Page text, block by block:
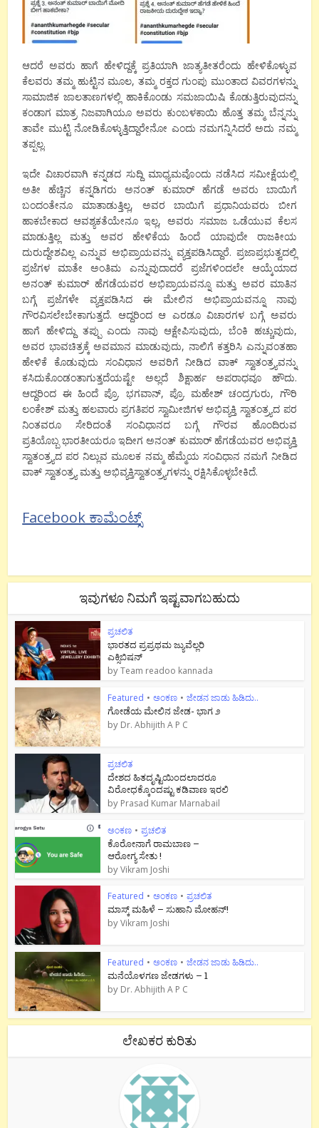
ಆದರೆ ಅವರು ಹಾಗೆ ಹೇಳಿದ್ದಕ್ಕೆ ಪ್ರತಿಯಾಗಿ ಜಾತ್ಯತೀತರೆಂದು ಹೇಳಿಕೊಳ್ಳುವ
ಕೆಲವರು ತಮ್ಮ ಹುಟ್ಟಿನ ಮೂಲ, ತಮ್ಮ ರಕ್ತದ ಗುಂಪು ಮುಂತಾದ ವಿವರಗಳನ್ನು
ಸಾಮಾಜಿಕ ಜಾಲತಾಣಗಳಲ್ಲಿ ಹಾಕಿಕೊಂಡು ಸಮಜಾಯಿಷಿ ಕೊಡುತ್ತಿರುವುದನ್ನು
ಕಂಡಾಗ ಮಾತ್ರ ನಿಜವಾಗಿಯೂ ಅವರು ಕುಂಬಳಕಾಯಿ ಹೊತ್ತ ತಮ್ಮ ಬೆನ್ನನ್ನು
ತಾವೇ ಮುಟ್ಟಿ ನೋಡಿಕೊಳ್ಳುತ್ತಿದ್ದಾರೇನೋ ಎಂದು ನಮಗನ್ನಿಸಿದರೆ ಅದು ನಮ್ಮ
ತಪ್ಪಲ್ಲ.
ಇದೇ ವಿಚಾರವಾಗಿ ಕನ್ನಡದ ಸುದ್ದಿ ಮಾಧ್ಯಮವೊಂದು ನಡೆಸಿದ ಸಮೀಕ್ಷೆಯಲ್ಲಿ
ಅತೀ ಹೆಚ್ಚಿನ ಕನ್ನಡಿಗರು ಅನಂತ್ ಕುಮಾರ್ ಹೆಗಡೆ ಅವರು ಬಾಯಿಗೆ
ಬಂದಂತೇನೂ ಮಾತಾಡುತ್ತಿಲ್ಲ, ಅವರ ಬಾಯಿಗೆ ಪ್ರಧಾನಿಯವರು ಬೀಗ
ಹಾಕಬೇಕಾದ ಆವಶ್ಯಕತೆಯೇನೂ ಇಲ್ಲ, ಅವರು ಸಮಾಜ ಒಡೆಯುವ ಕೆಲಸ
ಮಾಡುತ್ತಿಲ್ಲ ಮತ್ತು ಅವರ ಹೇಳಿಕೆಯ ಹಿಂದೆ ಯಾವುದೇ ರಾಜಕೀಯ
ದುರುದ್ದೇಶವಿಲ್ಲ ಎನ್ನುವ ಅಭಿಪ್ರಾಯವನ್ನು ವ್ಯಕ್ತಪಡಿಸಿದ್ದಾರೆ. ಪ್ರಜಾಪ್ರಭುತ್ವದಲ್ಲಿ
ಪ್ರಜೆಗಳ ಮಾತೇ ಅಂತಿಮ ಎನ್ನುವುದಾದರೆ ಪ್ರಜೆಗಳಿಂದಲೇ ಆಯ್ಕೆಯಾದ
ಅನಂತ್ ಕುಮಾರ್ ಹೆಗಡೆಯವರ ಅಭಿಪ್ರಾಯವನ್ನೂ ಮತ್ತು ಅವರ ಮಾತಿನ
ಬಗ್ಗೆ ಪ್ರಜೆಗಳೇ ವ್ಯಕ್ತಪಡಿಸಿದ ಈ ಮೇಲಿನ ಅಭಿಪ್ರಾಯವನ್ನೂ ನಾವು
ಗೌರವಿಸಲೇಬೇಕಾಗುತ್ತದೆ. ಆದ್ದರಿಂದ ಆ ಎರಡೂ ವಿಚಾರಗಳ ಬಗ್ಗೆ ಅವರು
ಹಾಗೆ ಹೇಳಿದ್ದು ತಪ್ಪು ಎಂದು ನಾವು ಆಕ್ಷೇಪಿಸುವುದು, ಬೆಂಕಿ ಹಚ್ಚುವುದು,
ಅವರ ಭಾವಚಿತ್ರಕ್ಕೆ ಅವಮಾನ ಮಾಡುವುದು, ನಾಲಿಗೆ ಕತ್ತರಿಸಿ ಎನ್ನುವಂತಹಾ
ಹೇಳಿಕೆ ಕೊಡುವುದು ಸಂವಿಧಾನ ಅವರಿಗೆ ನೀಡಿದ ವಾಕ್ ಸ್ವಾತಂತ್ರ್ಯವನ್ನು
ಕಸಿದುಕೊಂಡಂತಾಗುತ್ತದೆಯಷ್ಟೇ ಅಲ್ಲದೆ ಶಿಕ್ಷಾರ್ಹ ಅಪರಾಧವೂ ಹೌದು.
ಆದ್ದರಿಂದ ಈ ಹಿಂದೆ ಪ್ರೊ. ಭಗವಾನ್, ಪ್ರೊ. ಮಹೇಶ್ ಚಂದ್ರಗುರು, ಗೌರಿ
ಲಂಕೇಶ್ ಮತ್ತು ಹಲವಾರು ಪ್ರಗತಿಪರ ಸ್ವಾಮೀಜಿಗಳ ಅಭಿವ್ಯಕ್ತಿ ಸ್ವಾತಂತ್ರ್ಯದ ಪರ
ನಿಂತವರೂ ಸೇರಿದಂತೆ ಸಂವಿಧಾನದ ಬಗ್ಗೆ ಗೌರವ ಹೊಂದಿರುವ
ಪ್ರತಿಯೊಬ್ಬ ಭಾರತೀಯರೂ ಇದೀಗ ಅನಂತ್ ಕುಮಾರ್ ಹೆಗಡೆಯವರ ಅಭಿವ್ಯಕ್ತಿ
ಸ್ವಾತಂತ್ರ್ಯದ ಪರ ನಿಲ್ಲುವ ಮೂಲಕ ನಮ್ಮ ಹೆಮ್ಮೆಯ ಸಂವಿಧಾನ ನಮಗೆ ನೀಡಿದ
ವಾಕ್ ಸ್ವಾತಂತ್ರ್ಯ ಮತ್ತು ಅಭಿವ್ಯಕ್ತಿಸ್ವಾತಂತ್ರ್ಯಗಳನ್ನು ರಕ್ಷಿಸಿಕೊಳ್ಳಬೇಕಿದೆ.
Facebook ಕಾಮೆಂಟ್ಸ್
ಇವುಗಳೂ ನಿಮಗೆ ಇಷ್ಟವಾಗಬಹುದು
ಪ್ರಚಲಿತ
ಭಾರತದ ಪ್ರಪ್ರಥಮ ಜ್ಯುವೆಲ್ಲರಿ
ಎಕ್ಸಿಬಿಷನ್
byTeam readoo kannada
Featured • ಅಂಕಣ • ಜೇಡನ ಜಾಡು ಹಿಡಿದು..
ಗೋಡೆಯ ಮೇಲಿನ ಜೇಡ- ಭಾಗ ೨
by Dr. Abhijith A P C
ಪ್ರಚಲಿತ
ದೇಶದ ಹಿತದೃಷ್ಟಿಯಿಂದಲಾದರೂ
ವಿರೋಧಕ್ಕೊಂದಷ್ಟು ಕಡಿವಾಣ ಇರಲಿ
by Prasad Kumar Marnabail
ಅಂಕಣ • ಪ್ರಚಲಿತ
ಕೊರೋನಾಗೆ ರಾಮಬಾಣ –
ಆರೋಗ್ಯ ಸೇತು !
byVikram Joshi
Featured • ಅಂಕಣ • ಪ್ರಚಲಿತ
ಮಾಸ್ಕ್ ಮಹಿಳೆ – ಸುಹಾನಿ ಮೋಹನ್!
byVikram Joshi
Featured • ಅಂಕಣ • ಜೇಡನ ಜಾಡು ಹಿಡಿದು..
ಮನೆಯೊಳಗಣ ಜೇಡಗಳು – 1
by Dr. Abhijith A P C
ಲೇಖಕರ ಕುರಿತು